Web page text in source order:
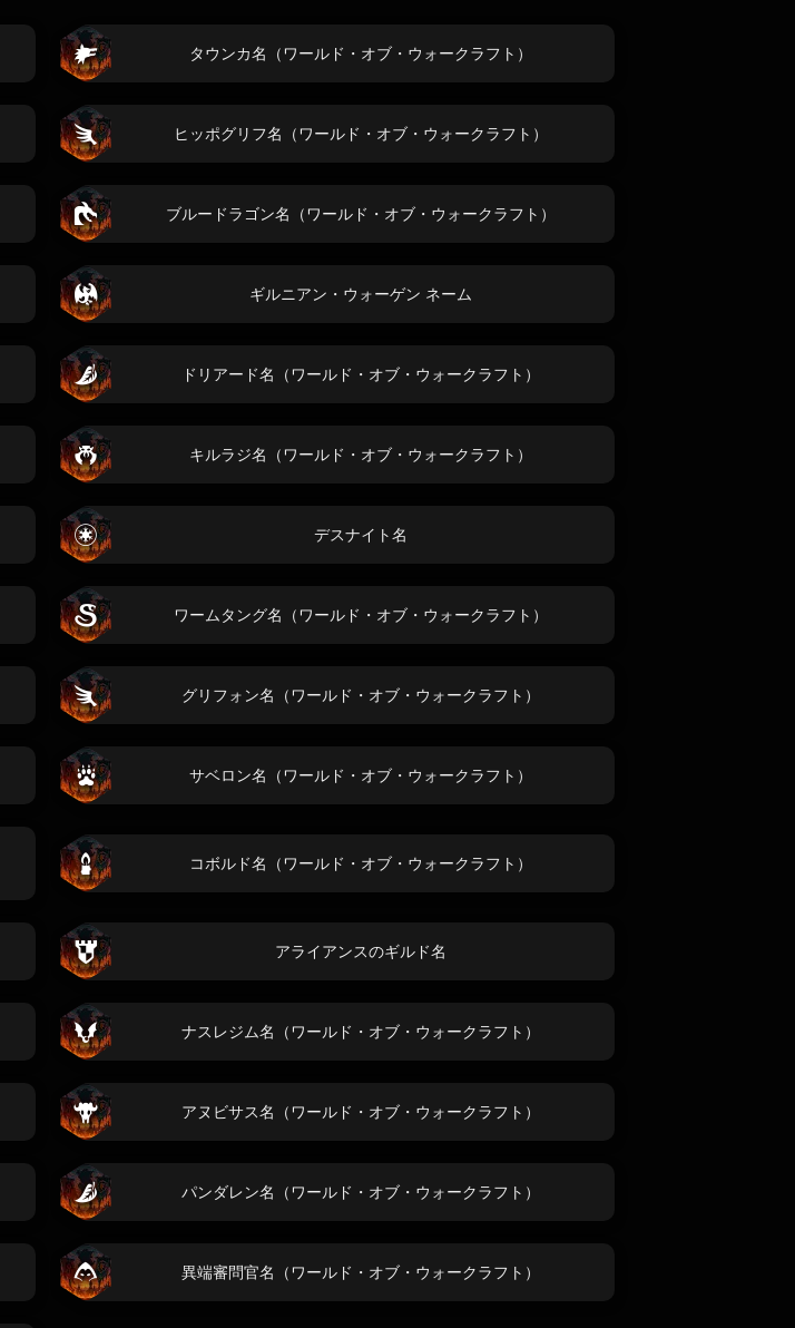
タウンカ名（ワールド・オブ・ウォークラフト）
ヒッポグリフ名（ワールド・オブ・ウォークラフト）
ブルードラゴン名（ワールド・オブ・ウォークラフト）
ギルニアン・ウォーゲン ネーム
ドリアード名（ワールド・オブ・ウォークラフト）
キルラジ名（ワールド・オブ・ウォークラフト）
デスナイト名
ワームタング名（ワールド・オブ・ウォークラフト）
グリフォン名（ワールド・オブ・ウォークラフト）
サベロン名（ワールド・オブ・ウォークラフト）
コボルド名（ワールド・オブ・ウォークラフト）
アライアンスのギルド名
ナスレジム名（ワールド・オブ・ウォークラフト）
アヌビサス名（ワールド・オブ・ウォークラフト）
パンダレン名（ワールド・オブ・ウォークラフト）
異端審問官名（ワールド・オブ・ウォークラフト）